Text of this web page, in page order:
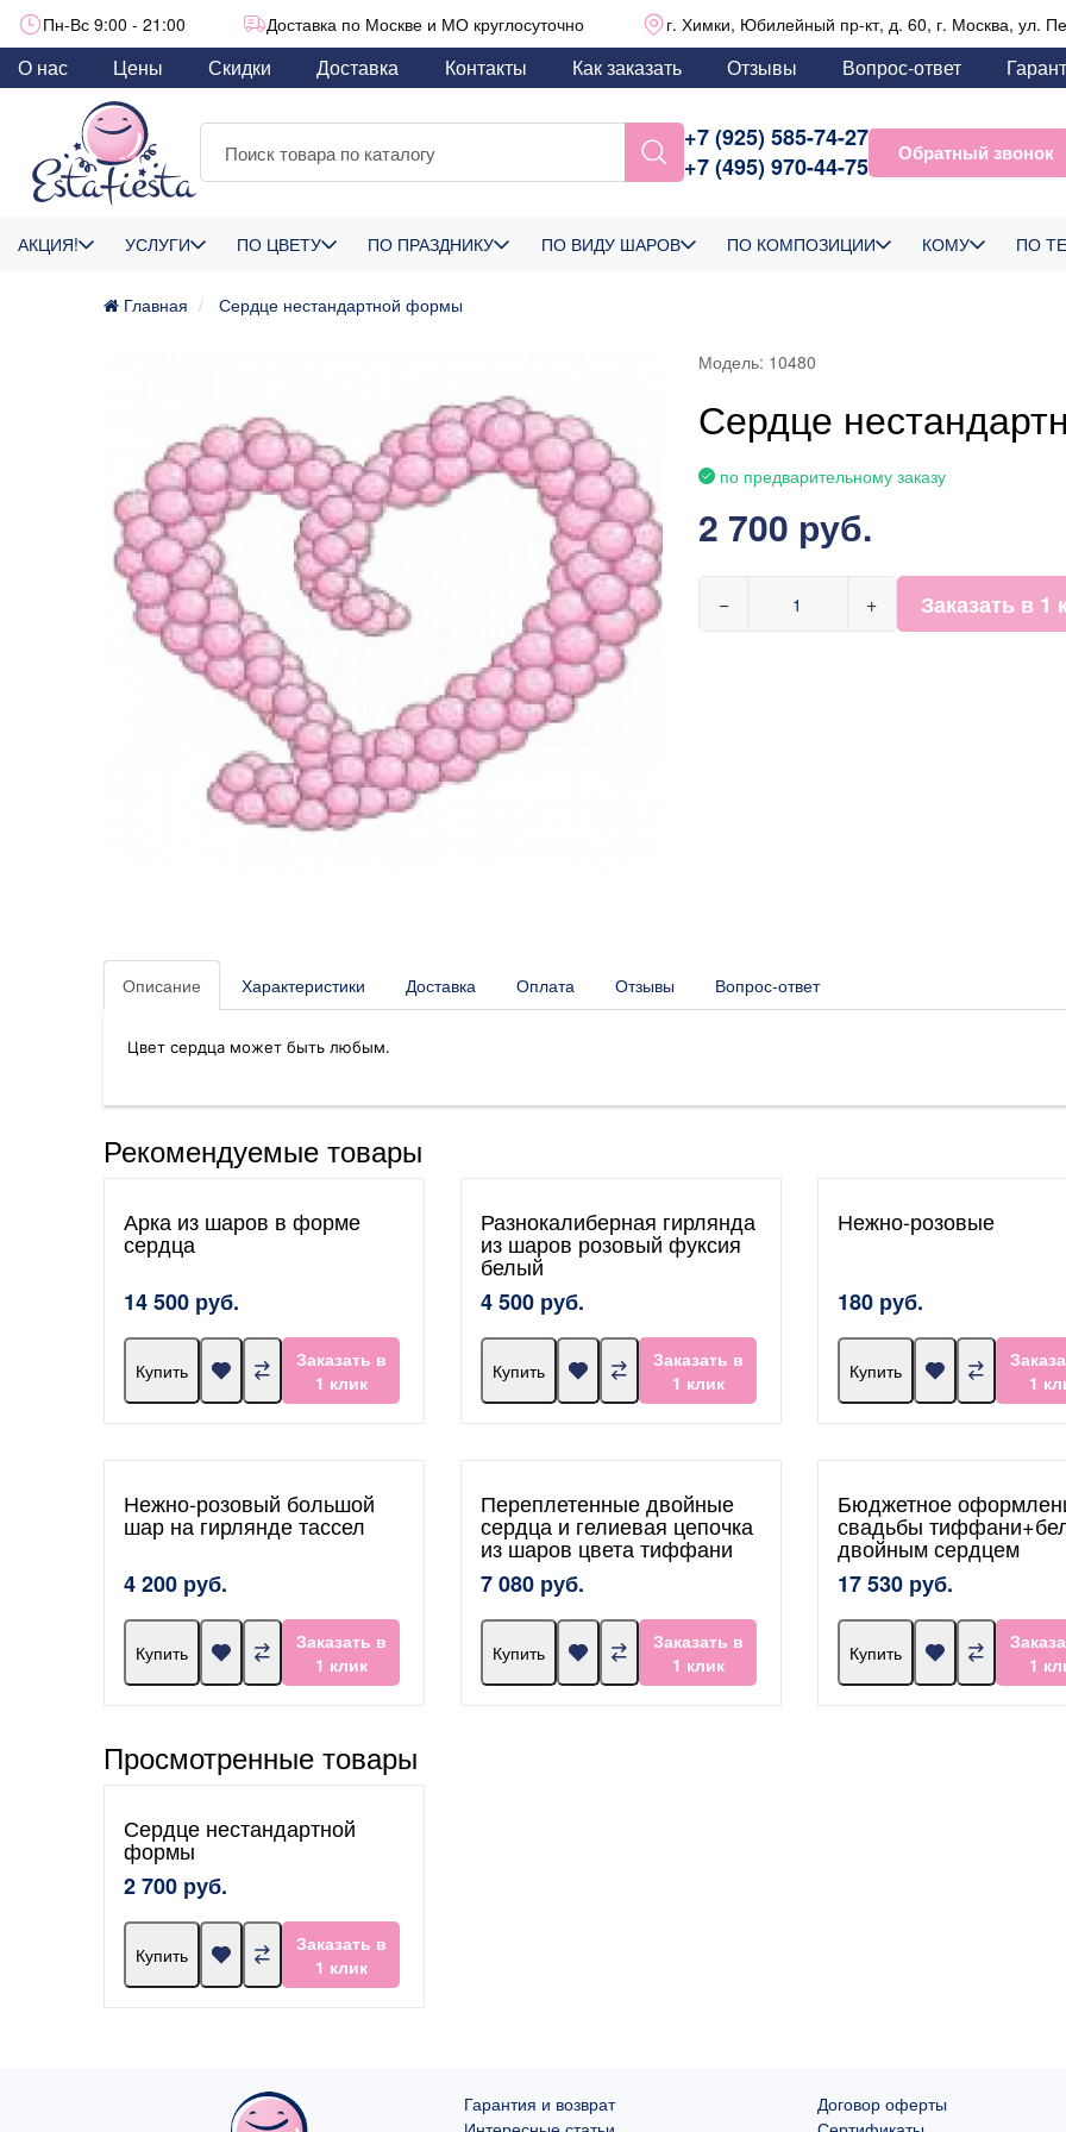
Пн-Вс 9:00 - 21:00 Доставка по Москве и МО круглосуточно г. Химки, Юбилейный пр-кт, д. 60, г. Москва, ул.
О нас Цены Скидки Доставка Контакты Как заказать Отзывы Вопрос-ответ
+7 (925) 585-74-27
+7 (495) 970-44-75
Обратный звонок
АКЦИЯ! УСЛУГИ ПО ЦВЕТУ ПО ПРАЗДНИКУ ПО ВИДУ ШАРОВ ПО КОМПОЗИЦИИ КОМУ ПО
Главная Сердце нестандартной формы
Модель: 10480
Сердце
по предварительному заказу
2 700 руб.
− + Заказать в 1
Описание Характеристики Доставка Оплата Отзывы Вопрос-ответ
Цвет сердца может быть любым.
Рекомендуемые товары
Арка из шаров в форме
сердца
14 500 руб.
Купить
Заказать в
1 клик
Разнокалиберная гирлянда
из шаров розовый фуксия
белый
4 500 руб.
Купить
Заказать в
1 клик
Нежно-розовые
180 руб.
Купить
1
Нежно-розовый большой
шар на гирлянде тассел
4 200 руб.
Купить
Заказать в
1 клик
Переплетенные двойные
сердца и гелиевая цепочка
из шаров цвета тиффани
7 080 руб.
Купить
Заказать в
1 клик
Бюджетное
свадьбы
двойным сердцем
17 530 руб.
Купить
1
Просмотренные товары
Сердце нестандартной
формы
2 700 руб.
Купить
Заказать в
1 клик
Гарантия и возврат
Договор оферты